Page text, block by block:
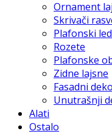
Ornament
Skrivači
Plafonski
Rozete
Plafonske
Zidne lajsne
Fasadni
Unutrašnji
Alati
Ostalo